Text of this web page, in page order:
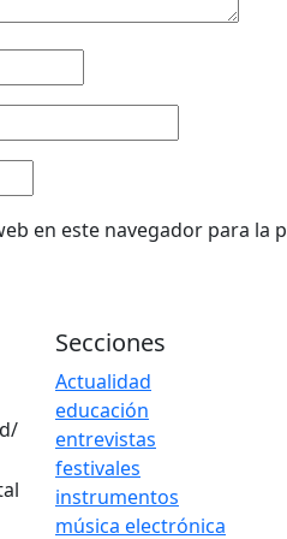
en este navegador para la
Secciones
Actualidad
educación
entrevistas
festivales
instrumentos
música electrónica